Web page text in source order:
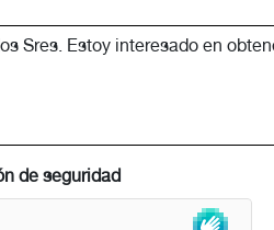
de seguridad